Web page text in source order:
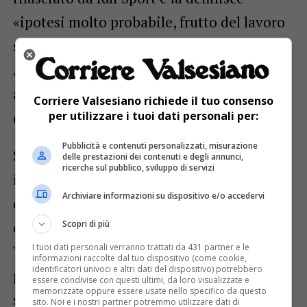
«ipotesi molto probabile, frutto del lavoro
svolto insieme ai consiglieri regionali
Angelo Dago e Alessandro Stecco,
all’assessore Faber Ricca, al presidente
della Provincia Eraldo Botta».
Sicuramente un evento di questa
importanza, oltre che occasione per
coinvolgere gli appassionati al mondo del
ciclismo, sarà una vetrina per tutta la
Valsesia che diventerà finalmente
protagonista di una delle gare sportive più
seguite in Italia e in Europa.
Corriere Valsesiano richiede il tuo consenso
per utilizzare i tuoi dati personali per:
Pubblicità e contenuti personalizzati, misurazione
delle prestazioni dei contenuti e degli annunci,
ricerche sul pubblico, sviluppo di servizi
Archiviare informazioni su dispositivo e/o accedervi
Scopri di più
I tuoi dati personali verranno trattati da 431 partner e le
informazioni raccolte dal tuo dispositivo (come cookie,
identificatori univoci e altri dati del dispositivo) potrebbero
essere condivise con questi ultimi, da loro visualizzate e
memorizzate oppure essere usate nello specifico da questo
sito. Noi e i nostri partner potremmo utilizzare dati di